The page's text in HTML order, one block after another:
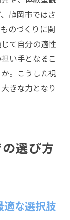
静岡市ではさ
のづくりに関
て自分の適性
い手となるこ
。こうした視
きな力となり
選び方
適な選択肢